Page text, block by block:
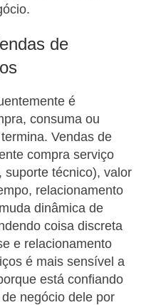
de
é
consuma ou
Vendas de
compra serviço
suporte técnico), valor
relacionamento
dinâmica de
coisa discreta
e relacionamento
é mais sensível a
está confiando
negócio dele por